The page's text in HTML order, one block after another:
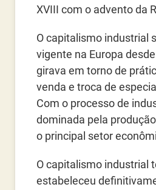
XVIII com o advento da
O capitalismo industrial
vigente na Europa
girava em torno de
venda e troca de
Com o processo de
dominada pela
o principal setor
O capitalismo industrial
estabeleceu